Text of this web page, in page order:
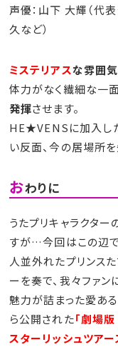
声優：山下 大輝（代
久など）
ミステリアスな雰囲
体力がなく繊細な一
発揮させます。
HE★VENSに加入し
い反面、今の居場所
おわりに
うたプリキャラクタ
すが…今回はこの辺で
人並外れたプリンス
ーを奏で、我々ファン
魅力が詰まった愛あ
ら公開された「劇場
スターリッシュツアー